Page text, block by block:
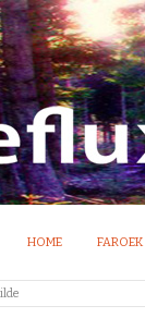
HOME